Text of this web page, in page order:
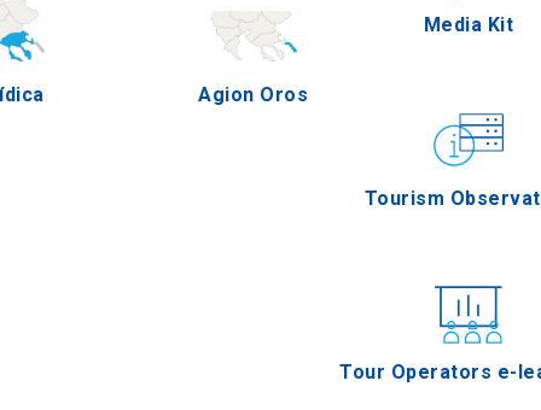
Agion Oros
Media Kit
Tourism
Tour Operators e-